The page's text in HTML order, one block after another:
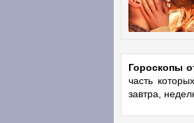
Гороскопы
часть
завтра,